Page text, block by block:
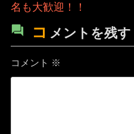
名も大歓迎！！
コ メントを残す
コメント ※